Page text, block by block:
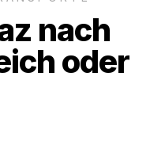
nach
oder